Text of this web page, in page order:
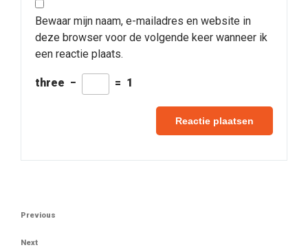
Bewaar mijn naam, e-mailadres en website in
deze browser voor de volgende keer wanneer ik
een reactie plaats.
three − = 1
Berichtnavigatie
Previous
Previous
Next
Next